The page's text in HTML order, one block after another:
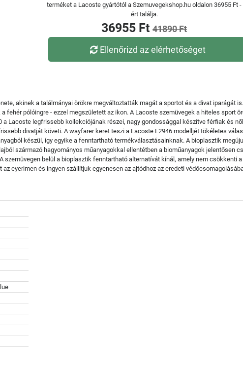
terméket a Lacoste gyártótól a Szemuvegekshop.hu oldalon 36955 Ft -
ért találja.
36955 Ft 41890 Ft
Ellenőrizd az elérhetőséget
akinek a találmányai örökre megváltoztatták magát a sportot és a divat iparágát
fehér pólóingre - ezzel megszületett az ikon. A Lacoste szemüvegek a hiteles sport
Lacoste legfrissebb kollekciójának részei, nagy gondossággal készítve férfiak és
divatját követi. A wayfarer keret teszi a Lacoste L2946 modelljét tökéletes
készül, így egyike a fenntartható termékválasztásainknak. A bioplasztik
származó hagyományos műanyagokkal ellentétben a bioműanyagok jelentősen
szemüvegen belül a bioplasztik fenntartható alternatívát kínál, amely nem csökkenti
az eyerimen és ingyen szállítjuk egyenesen az ajtódhoz az eredeti